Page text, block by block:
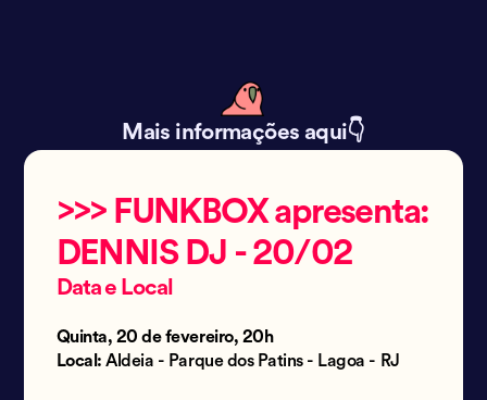
Mais informações aqui👇
>>> FUNKBOX apresenta:
DENNIS DJ - 20/02
Data e Local
Quinta, 20 de fevereiro, 20h
Local: Aldeia - Parque dos Patins - Lagoa - RJ